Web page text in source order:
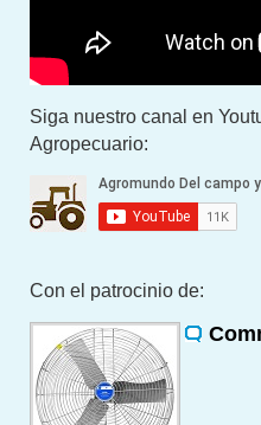
Siga nuestro canal en
Agropecuario:
Con el patrocinio de: